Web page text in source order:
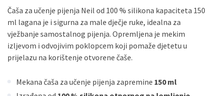
Čaša za učenje pijenja Neil od 100 % silikona kapaciteta 150
ml lagana je i sigurna za male dječje ruke, idealna za
vježbanje samostalnog pijenja. Opremljena je mekim
izljevom i odvojivim poklopcem koji pomaže djetetu u
prijelazu na korištenje otvorene čaše.
Mekana čaša za učenje pijenja zapremine 150 ml